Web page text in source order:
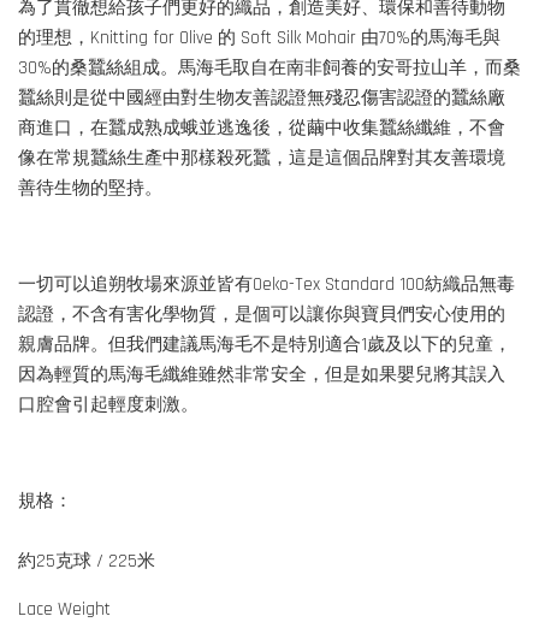
為了貫徹想給孩子們更好的織品，創造美好、環保和善待動物
的理想，Knitting for Olive 的 Soft Silk Mohair 由70%的馬海毛與
30%的桑蠶絲組成。馬海毛取自在南非飼養的安哥拉山羊，而桑
蠶絲則是從中國經由對生物友善認證無殘忍傷害認證的蠶絲廠
商進口，在蠶成熟成蛾並逃逸後，從繭中收集蠶絲纖維，不會
像在常規蠶絲生產中那樣殺死蠶，這是這個品牌對其友善環境
善待生物的堅持。
一切可以追朔牧場來源並皆有Oeko-Tex Standard 100紡織品無毒
認證，不含有害化學物質，是個可以讓你與寶貝們安心使用的
親膚品牌。但我們建議馬海毛不是特別適合1歲及以下的兒童，
因為輕質的馬海毛纖維雖然非常安全，但是如果嬰兒將其誤入
口腔會引起輕度刺激。
規格：
約25克球 / 225米
Lace Weight